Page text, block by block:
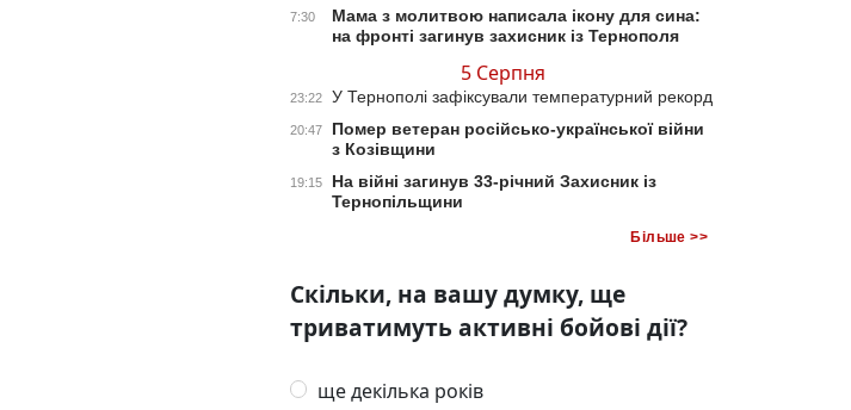
7:30
Мама з молитвою написала ікону для сина:
на фронті загинув захисник із Тернополя
5 Серпня
23:22 У Тернополі зафіксували температурний рекорд
20:47
Помер ветеран російсько-української війни
з Козівщини
19:15
На війні загинув 33-річний Захисник із
Тернопільщини
Більше >>
Скільки, на вашу думку, ще
триватимуть активні бойові дії?
ще декілька років